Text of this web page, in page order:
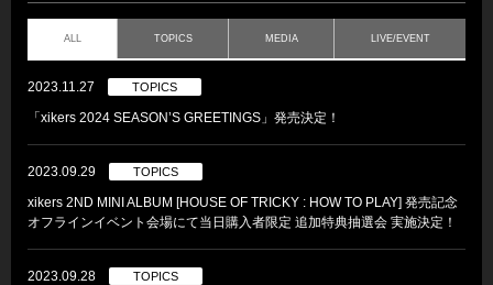
ALL TOPICS MEDIA LIVE/EVENT
2023.11.27 TOPICS
「xikers 2024 SEASON’S GREETINGS」発売決定！
2023.09.29 TOPICS
xikers 2ND MINI ALBUM [HOUSE OF TRICKY : HOW TO PLAY] 発売記念
オフラインイベント会場にて当日購入者限定 追加特典抽選会 実施決定！
2023.09.28 TOPICS